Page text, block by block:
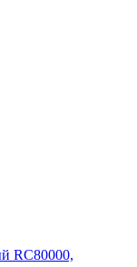
RC80000,